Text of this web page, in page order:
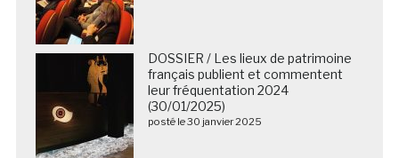
DOSSIER / Les lieux de patrimoine
français publient et commentent
leur fréquentation 2024
(30/01/2025)
posté le 30 janvier 2025